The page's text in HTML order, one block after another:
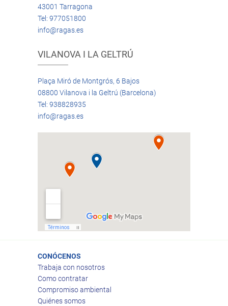
43001 Tarragona
Tel: 977051800
info@ragas.es
VILANOVA I LA GELTRÚ
Plaça Miró de Montgrós, 6 Bajos
08800 Vilanova i la Geltrú (Barcelona)
Tel: 938828935
info@ragas.es
CONÓCENOS
Trabaja con nosotros
Como contratar
Compromiso ambiental
Quiénes somos